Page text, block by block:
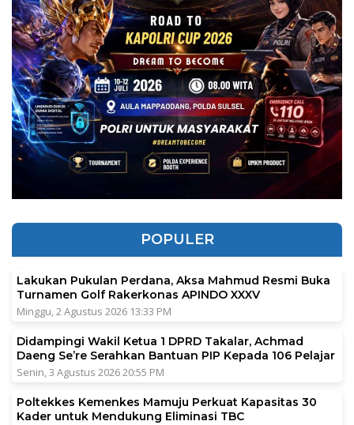
POPULER
Lakukan Pukulan Perdana, Aksa Mahmud Resmi Buka
Turnamen Golf Rakerkonas APINDO XXXV
Minggu, 2 Agustus 2026 13:33 PM
Didampingi Wakil Ketua 1 DPRD Takalar, Achmad
Daeng Se’re Serahkan Bantuan PIP Kepada 106 Pelajar
Senin, 3 Agustus 2026 20:55 PM
Poltekkes Kemenkes Mamuju Perkuat Kapasitas 30
Kader untuk Mendukung Eliminasi TBC